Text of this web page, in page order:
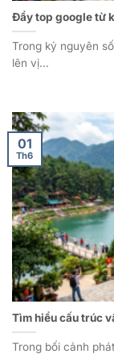
Đẩy top google từ
Trong kỷ nguyên
lên vị...
Tìm hiểu cấu trúc
Trong bối cảnh
01
Th6